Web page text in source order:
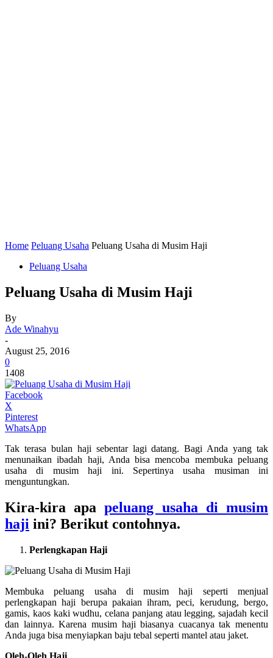
Home Peluang Usaha Peluang Usaha di Musim Haji
Peluang Usaha
Peluang Usaha di Musim Haji
By
Ade Winahyu
-
August 25, 2016
0
1408
Facebook
X
Pinterest
WhatsApp
Tak terasa bulan haji sebentar lagi datang. Bagi Anda yang tak
menunaikan ibadah haji, Anda bisa mencoba membuka peluang
usaha di musim haji ini. Sepertinya usaha musiman ini
menguntungkan.
Kira-kira apapeluang usaha di musim
haji ini? Berikut contohnya.
Perlengkapan Haji
Membuka peluang usaha di musim haji seperti menjual
perlengkapan haji berupa pakaian ihram, peci, kerudung, bergo,
gamis, kaos kaki wudhu, celana panjang atau legging, sajadah kecil
dan lainnya. Karena musim haji biasanya cuacanya tak menentu
Anda juga bisa menyiapkan baju tebal seperti mantel atau jaket.
Oleh-Oleh Haji